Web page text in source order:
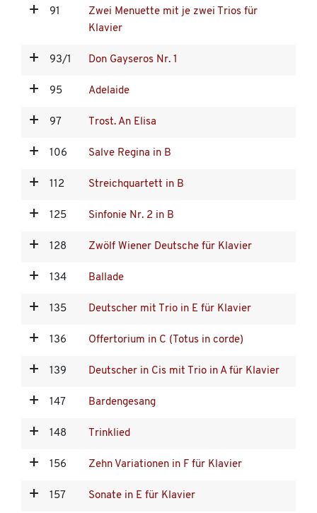
91
Zwei Menuette mit je zwei Trios für
Klavier
93/1 Don Gayseros Nr. 1
95 Adelaide
97 Trost. An Elisa
106 Salve Regina in B
112 Streichquartett in B
125 Sinfonie Nr. 2 in B
128 Zwölf Wiener Deutsche für Klavier
134 Ballade
135 Deutscher mit Trio in E für Klavier
136 Offertorium in C (Totus in corde)
139 Deutscher in Cis mit Trio in A für Klavier
147 Bardengesang
148 Trinklied
156 Zehn Variationen in F für Klavier
157 Sonate in E für Klavier